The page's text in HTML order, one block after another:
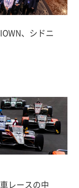
、シドニ
レースの中